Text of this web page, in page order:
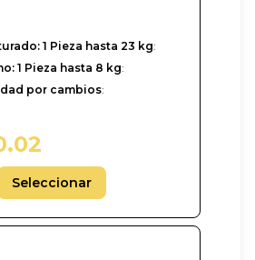
1 Pieza hasta 23 kg:
1 Pieza hasta 8 kg:
por cambios:
Seleccionar